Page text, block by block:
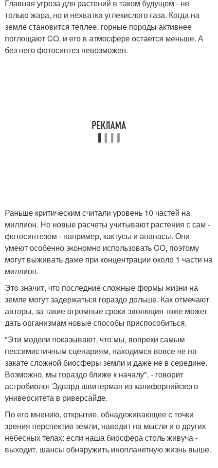
Главная угроза для растений в таком будущем - не
только жара, но и нехватка углекислого газа. Когда на
земле становится теплее, горные породы активнее
поглощают CO, и его в атмосфере остается меньше. А
без него фотосинтез невозможен.
Раньше критическим считали уровень 10 частей на
миллион. Но новые расчеты учитывают растения с сам -
фотосинтезом - например, кактусы и ананасы. Они
умеют особенно экономно использовать CO, поэтому
могут выживать даже при концентрации около 1 части на
миллион.
Это значит, что последние сложные формы жизни на
земле могут задержаться гораздо дольше. Как отмечают
авторы, за такие огромные сроки эволюция тоже может
дать организмам новые способы приспособиться.
"Эти модели показывают, что мы, вопреки самым
пессимистичным сценариям, находимся вовсе не на
закате сложной биосферы земли и даже не в середине.
Возможно, мы гораздо ближе к началу", - говорит
астробиолог Эдвард швитерман из калифорнийского
университета в риверсайде.
По его мнению, открытие, обнадеживающее с точки
зрения перспектив земли, наводит на мысли и о других
небесных телах: если наша биосфера столь живуча -
выходит, шансы обнаружить инопланетную жизнь выше.